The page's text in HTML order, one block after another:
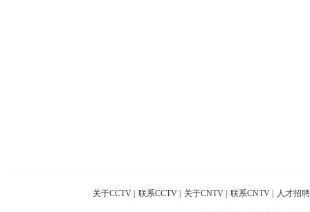
关于CCTV 联系CCTV 关于CNTV 联系CNTV 人才招聘